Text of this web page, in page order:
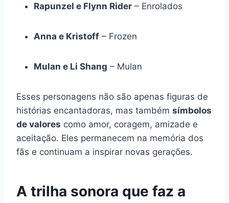
Rapunzel e Flynn Rider – Enrolados
Anna e Kristoff – Frozen
Mulan e Li Shang – Mulan
Esses personagens não são apenas figuras de
histórias encantadoras, mas também símbolos
de valores como amor, coragem, amizade e
aceitação. Eles permanecem na memória dos
fãs e continuam a inspirar novas gerações.
A trilha sonora que faz a